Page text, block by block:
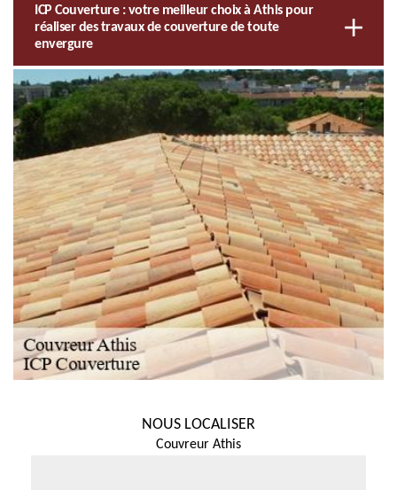
ICP Couverture : votre meilleur choix à Athis pour
réaliser des travaux de couverture de toute
envergure
NOUS LOCALISER
Couvreur Athis